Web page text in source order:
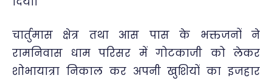
चार्तुमास क्षेत्र तथा आस पास के भक्तजनों ने
रामनिवास धाम परिसर में गोटकाजी को लेकर
शोभायात्रा निकाल कर अपनी खुशियों का इजहार